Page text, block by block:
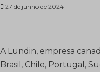
27 de junho de 2024
A Lundin, empresa
Brasil, Chile, Portugal,